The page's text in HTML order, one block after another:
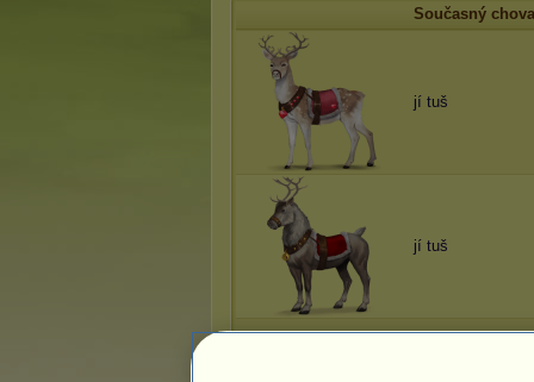
Současný
jí tuš
jí tuš